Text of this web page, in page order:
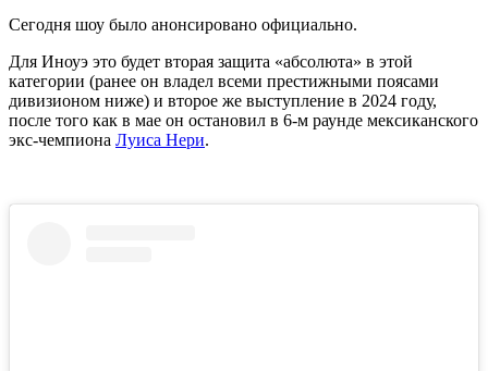
Сегодня шоу было анонсировано официально.
Для Иноуэ это будет вторая защита «абсолюта» в этой
категории (ранее он владел всеми престижными поясами
дивизионом ниже) и второе же выступление в 2024 году,
после того как в мае он остановил в 6-м раунде мексиканского
экс-чемпиона Луиса Нери.